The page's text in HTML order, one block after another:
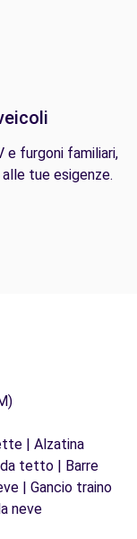
e furgoni familiari,
tue esigenze.
| Alzatina
tetto | Barre
| Gancio traino
neve